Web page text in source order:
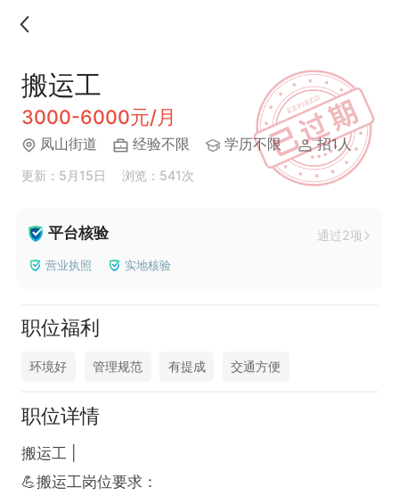
搬运工
3000-6000元/月
凤山街道 经验不限 学历不限 招1人
更新：5月15日 浏览：541次
平台核验 通过2项
营业执照 实地核验
职位福利
环境好 管理规范 有提成 交通方便
职位详情
搬运工 |
💪搬运工岗位要求：